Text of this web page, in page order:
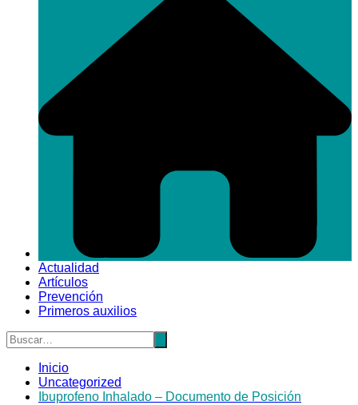
Actualidad
Artículos
Prevención
Primeros auxilios
Inicio
Uncategorized
Ibuprofeno Inhalado – Documento de Posición